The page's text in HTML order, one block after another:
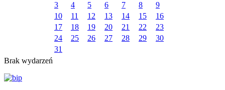
3
4 5 6 7 8
9
10
11 12 13 14 15
16
17
18 19 20 21 22
23
24
25 26 27 28 29
30
31
Brak wydarzeń